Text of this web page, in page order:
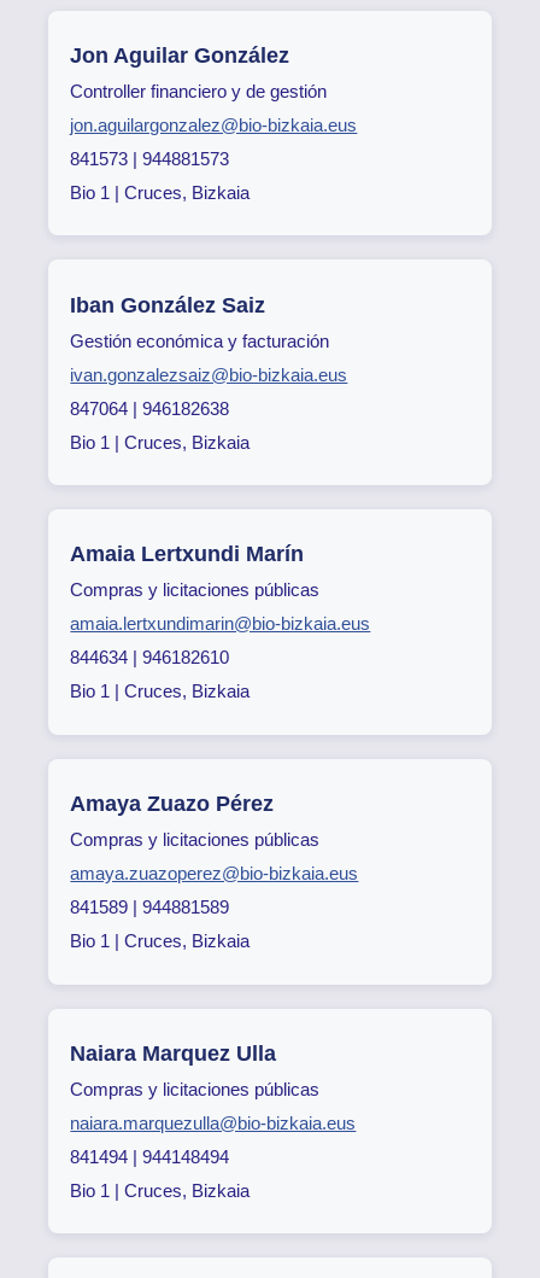
Jon Aguilar González
Controller financiero y de gestión
jon.aguilargonzalez@bio-bizkaia.eus
841573 | 944881573
Bio 1 | Cruces, Bizkaia
Iban González Saiz
Gestión económica y facturación
ivan.gonzalezsaiz@bio-bizkaia.eus
847064 | 946182638
Bio 1 | Cruces, Bizkaia
Amaia Lertxundi Marín
Compras y licitaciones públicas
amaia.lertxundimarin@bio-bizkaia.eus
844634 | 946182610
Bio 1 | Cruces, Bizkaia
Amaya Zuazo Pérez
Compras y licitaciones públicas
amaya.zuazoperez@bio-bizkaia.eus
841589 | 944881589
Bio 1 | Cruces, Bizkaia
Naiara Marquez Ulla
Compras y licitaciones públicas
naiara.marquezulla@bio-bizkaia.eus
841494 | 944148494
Bio 1 | Cruces, Bizkaia